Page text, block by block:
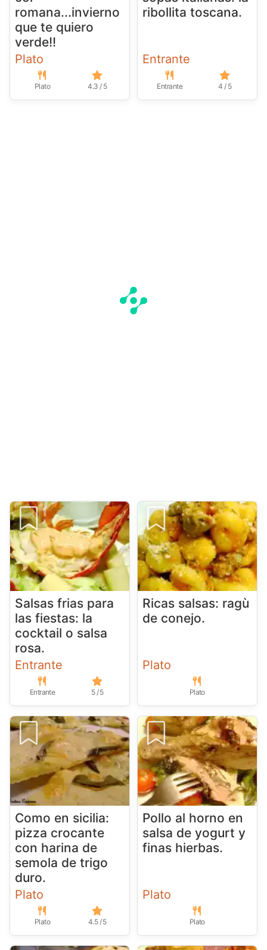
romana...invierno
que te quiero
verde!!
Plato
Plato 4.3 / 5
ribollita toscana.
Entrante
Entrante 4 / 5
Salsas frias para
las fiestas: la
cocktail o salsa
rosa.
Entrante
Entrante 5 / 5
Ricas salsas: ragù
de conejo.
Plato
Plato
Como en sicilia:
pizza crocante
con harina de
semola de trigo
duro.
Plato
Plato 4.5 / 5
Pollo al horno en
salsa de yogurt y
finas hierbas.
Plato
Plato